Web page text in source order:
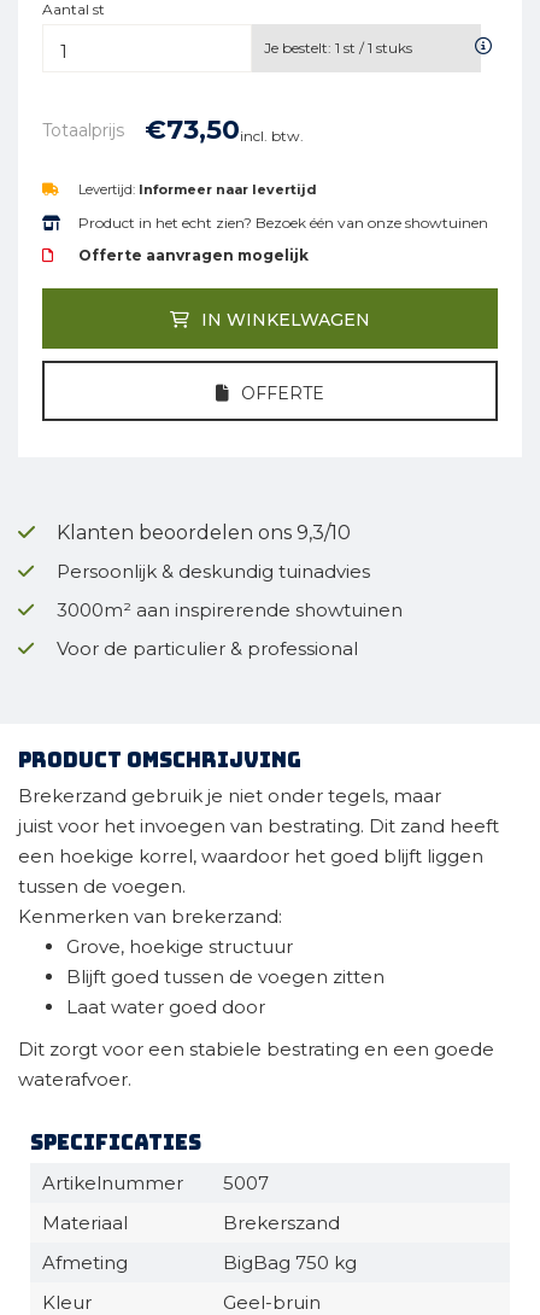
Aantal st
Je bestelt: 1 st /1 stuks
Totaalprijs €73,50incl. btw.
Levertijd: Informeer naar levertijd
Product in het echt zien? Bezoek één van onze showtuinen
Offerte aanvragen mogelijk
IN WINKELWAGEN
OFFERTE
Klanten beoordelen ons 9,3/10
Persoonlijk & deskundig tuinadvies
3000m² aan inspirerende showtuinen
Voor de particulier & professional
Product omschrijving
Brekerzand gebruik je niet onder tegels, maar
juist voor het invoegen van bestrating. Dit zand heeft
een hoekige korrel, waardoor het goed blijft liggen
tussen de voegen.
Kenmerken van brekerzand:
Grove, hoekige structuur
Blijft goed tussen de voegen zitten
Laat water goed door
Dit zorgt voor een stabiele bestrating en een goede
waterafvoer.
Specificaties
Artikelnummer
5007
Materiaal
Brekerszand
Afmeting
BigBag 750 kg
Kleur
Geel-bruin